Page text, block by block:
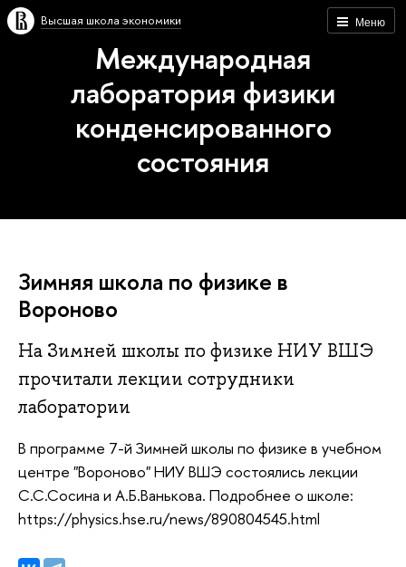
Меню
Высшая школа экономики
Международная
лаборатория физики
конденсированного
состояния
Зимняя школа по физике в
Вороново
На Зимней школы по физике НИУ ВШЭ
прочитали лекции сотрудники
лаборатории
В программе 7-й Зимней школы по физике в учебном
центре "Вороново" НИУ ВШЭ состоялись лекции
С.С.Сосина и А.Б.Ванькова. Подробнее о школе:
https://physics.hse.ru/news/890804545.html